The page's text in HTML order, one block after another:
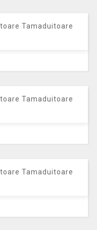
Tamaduitoare
Tamaduitoare
Tamaduitoare